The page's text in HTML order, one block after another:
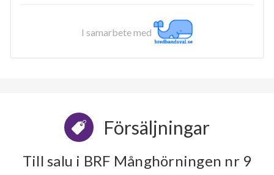
I samarbete med
Försäljningar
Till salu i BRF Månghörningen nr 9